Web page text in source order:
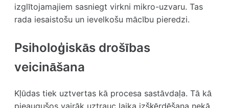
izglītojamajiem sasniegt virkni mikro-uzvaru. Tas
rada iesaistošu un ievelkošu mācību pieredzi.
Psiholoģiskās drošības
veicināšana
Kļūdas tiek uztvertas kā procesa sastāvdaļa. Tā kā
pieaugušos vairāk uztrauc laika izšķērdēšana nekā